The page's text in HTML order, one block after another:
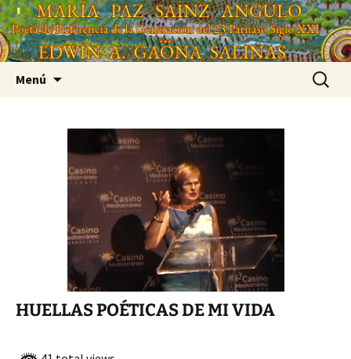
Saltar
al
contenido
'
'
Menú Buscar:
HUELLAS POÉTICAS DE MI VIDA